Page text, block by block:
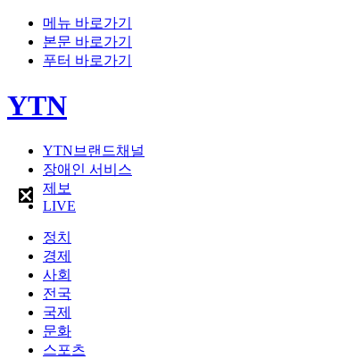
메뉴 바로가기
본문 바로가기
푸터 바로가기
YTN
YTN브랜드채널
장애인 서비스
제보
LIVE
정치
경제
사회
전국
국제
문화
스포츠